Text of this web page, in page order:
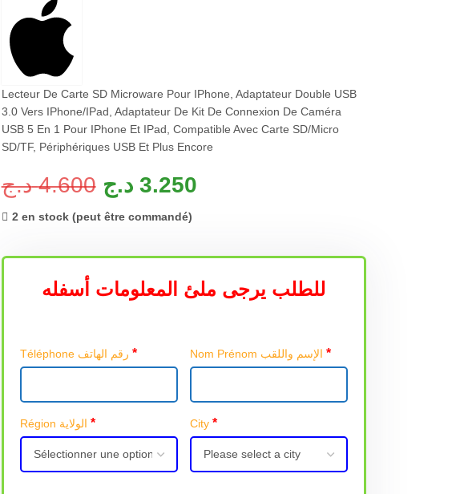
Lecteur De Carte SD Microware Pour IPhone, Adaptateur Double USB
3.0 Vers IPhone/IPad, Adaptateur De Kit De Connexion De Caméra
USB 5 En 1 Pour IPhone Et IPad, Compatible Avec Carte SD/Micro
SD/TF, Périphériques USB Et Plus Encore
4.600 د.ج 3.250 د.ج
2 en stock (peut être commandé)
للطلب يرجى ملئ المعلومات أسفله
* *
* City *